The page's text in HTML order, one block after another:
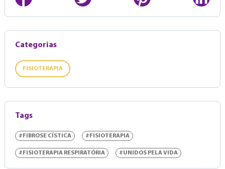
Categorias
FISIOTERAPIA
Tags
#FIBROSE CÍSTICA #FISIOTERAPIA
#FISIOTERAPIA RESPIRATÓRIA #UNIDOS PELA VIDA